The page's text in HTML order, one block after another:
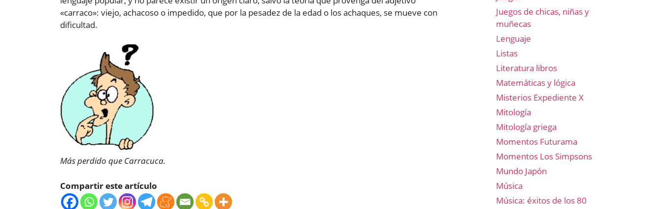
«carraco»: viejo, achacoso o impedido, que por la pesadez de la edad o los achaques, se mueve con
dificultad.
Más perdido que Carracuca.
Compartir este artículo
Juegos de chicas, niñas y
muñecas
Lenguaje
Listas
Literatura libros
Matemáticas y lógica
Misterios Expediente X
Mitología
Mitología griega
Momentos Futurama
Momentos Los Simpsons
Mundo Japón
Música
Música: éxitos de los 80